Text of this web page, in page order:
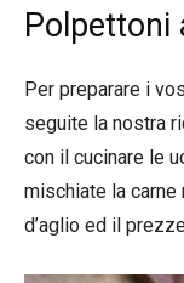
Polpettoni
Per preparare i
seguite la nostra
con il cucinare le
mischiate la
d’aglio ed il